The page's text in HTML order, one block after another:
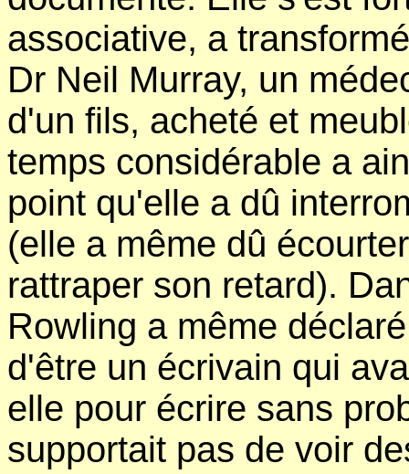
associative, a
Dr Neil Murray, un
d'un fils, acheté et
temps considérable a
point qu'elle a dû
(elle a même dû
rattraper son retard).
Rowling a même
d'être un écrivain qui
elle pour écrire sans
supportait pas de voir